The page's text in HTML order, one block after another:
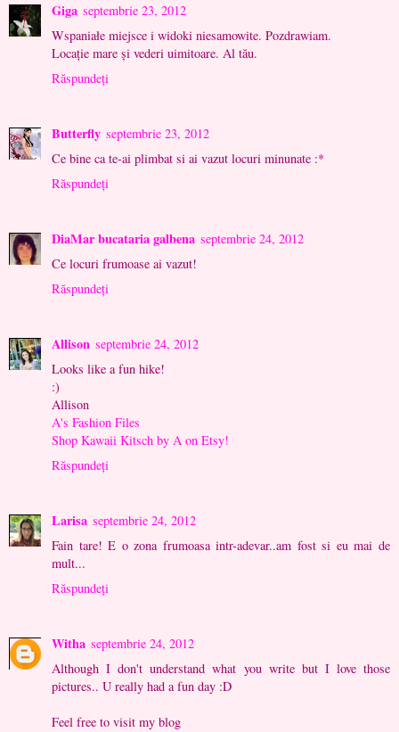
Giga septembrie 23, 2012
Wspaniałe miejsce i widoki niesamowite. Pozdrawiam.
Locație mare și vederi uimitoare. Al tău.
Răspundeți
Butterfly septembrie 23, 2012
Ce bine ca te-ai plimbat si ai vazut locuri minunate :*
Răspundeți
DiaMar bucataria galbena septembrie 24, 2012
Ce locuri frumoase ai vazut!
Răspundeți
Allison septembrie 24, 2012
Looks like a fun hike!
:)
Allison
A's Fashion Files
Shop Kawaii Kitsch by A on Etsy!
Răspundeți
Larisa septembrie 24, 2012
Fain tare! E o zona frumoasa intr-adevar..am fost si eu mai de
mult...
Răspundeți
Witha septembrie 24, 2012
Although I don't understand what you write but I love those
pictures.. U really had a fun day :D
Feel free to visit my blog